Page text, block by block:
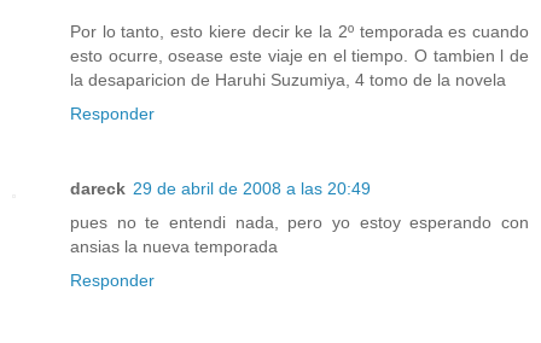
Por lo tanto, esto kiere decir ke la 2º temporada es cuando
esto ocurre, osease este viaje en el tiempo. O tambien l de
la desaparicion de Haruhi Suzumiya, 4 tomo de la novela
Responder
dareck 29 de abril de 2008 a las 20:49
pues no te entendi nada, pero yo estoy esperando con
ansias la nueva temporada
Responder